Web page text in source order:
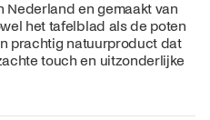
Nederland en gemaakt van
het tafelblad als de poten
prachtig natuurproduct dat
touch en uitzonderlijke